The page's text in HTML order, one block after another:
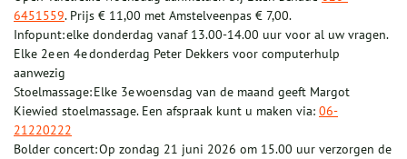
6451559. Prijs € 11,00 met Amstelveenpas € 7,00.
Infopunt: elke donderdag vanaf 13.00-14.00 uur voor al uw vragen.
Elke 2e en 4e donderdag Peter Dekkers voor computerhulp
aanwezig
Stoelmassage: Elke 3e woensdag van de maand geeft Margot
Kiewied stoelmassage. Een afspraak kunt u maken via: 06-
21220222
Bolder concert: Op zondag 21 juni 2026 om 15.00 uur verzorgen de